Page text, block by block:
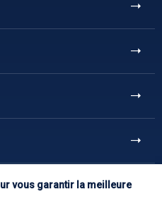
vous garantir la meilleure